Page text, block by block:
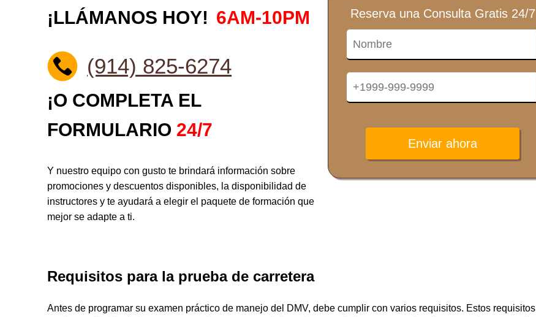
¡LLÁMANOS HOY! 6AM-10PM
(914) 825-6274
¡O COMPLETA EL
FORMULARIO 24/7
Y nuestro equipo con gusto te brindará información sobre
promociones y descuentos disponibles, la disponibilidad de
instructores y te ayudará a elegir el paquete de formación que
mejor se adapte a ti.
Reserva una Consulta Gratis 24/7
Enviar ahora
Requisitos para la prueba de carretera
Antes de programar su examen práctico de manejo del DMV, debe cumplir con varios requisitos. Estos requisitos